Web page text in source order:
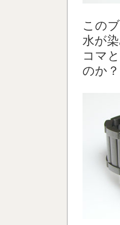
この
水が
コマ
のか？